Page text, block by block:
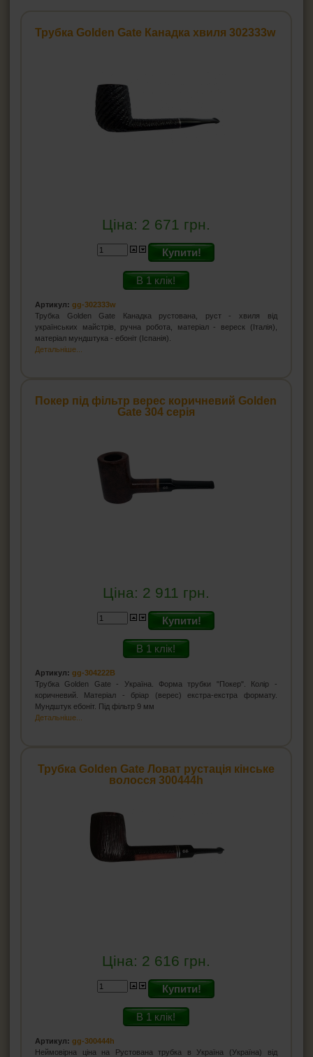
Трубка Golden Gate Канадка хвиля 302333w
Ціна: 2 671 грн.
Купити!
В 1 клік!
Артикул: gg-302333w
Трубка Golden Gate Канадка рустована, руст - хвиля від
українських майстрів, ручна робота, матеріал - вереск (Італія),
матеріал мундштука - ебоніт (Іспанія).
Детальніше...
Покер під фільтр верес коричневий Golden
Gate 304 серія
Ціна: 2 911 грн.
Купити!
В 1 клік!
Артикул: gg-304222B
Трубка Golden Gate - Україна. Форма трубки "Покер". Колір -
коричневий. Матеріал - бріар (верес) екстра-екстра формату.
Мундштук ебоніт. Під фільтр 9 мм
Детальніше...
Трубка Golden Gate Ловат рустація кінське
волосся 300444h
Ціна: 2 616 грн.
Купити!
В 1 клік!
Артикул: gg-300444h
Неймовірна ціна на Рустована трубка в Україна (Україна) від
Люльки Myon
Чистка-трійник для трубок
Йоржі для люльок
Підставки для люльок
ВСЕ ДЛЯ СИГАРЕТ І САМОКРУТОК
ЗАПАЛЬНИЧКИ
КАЛЬЯНИ І ВСЕ ДЛЯ НИХ